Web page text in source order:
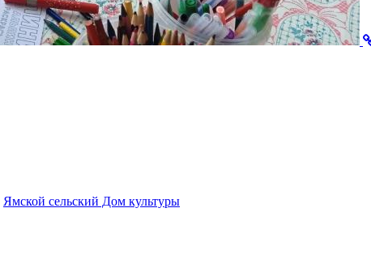
Ямской сельский Дом культуры